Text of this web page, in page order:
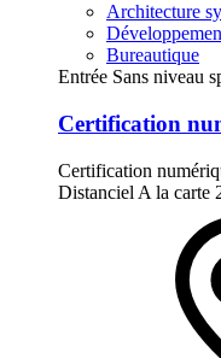
Architecture
Bureautique
Entrée Sans niveau
Certification
Certification
Distanciel A la carte